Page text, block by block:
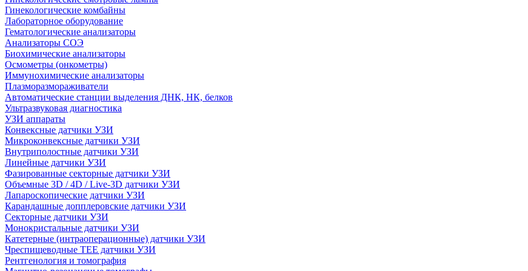
Гинекологические комбайны
Лабораторное оборудование
Гематологические анализаторы
Анализаторы СОЭ
Биохимические анализаторы
Осмометры (онкометры)
Иммунохимические анализаторы
Плазморазмораживатели
Автоматические станции выделения ДНК, НК, белков
Ультразвуковая диагностика
УЗИ аппараты
Конвексные датчики УЗИ
Микроконвексные датчики УЗИ
Внутриполостные датчики УЗИ
Линейные датчики УЗИ
Фазированные секторные датчики УЗИ
Объемные 3D / 4D / Live-3D датчики УЗИ
Лапароскопические датчики УЗИ
Карандашные допплеровские датчики УЗИ
Секторные датчики УЗИ
Монокристальные датчики УЗИ
Катетерные (интраоперационные) датчики УЗИ
Чреспищеводные TEE датчики УЗИ
Рентгенология и томография